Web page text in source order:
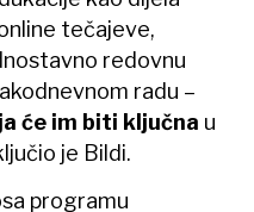
tečajeve,
redovnu
radu –
će im biti ključna u
je Bildi.
programu